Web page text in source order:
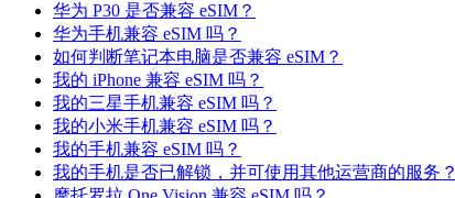
华为 P30 是否兼容 eSIM？
华为手机兼容 eSIM 吗？
如何判断笔记本电脑是否兼容 eSIM？
我的 iPhone 兼容 eSIM 吗？
我的三星手机兼容 eSIM 吗？
我的小米手机兼容 eSIM 吗？
我的手机兼容 eSIM 吗？
我的手机是否已解锁，并可使用其他运营商的服务？